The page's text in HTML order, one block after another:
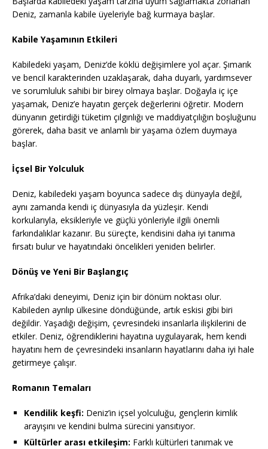
Deniz, zamanla kabile üyeleriyle bağ kurmaya başlar.
Kabile Yaşamının Etkileri
Kabiledeki yaşam, Deniz’de köklü değişimlere yol açar. Şımarık
ve bencil karakterinden uzaklaşarak, daha duyarlı, yardımsever
ve sorumluluk sahibi bir birey olmaya başlar. Doğayla iç içe
yaşamak, Deniz’e hayatın gerçek değerlerini öğretir. Modern
dünyanın getirdiği tüketim çılgınlığı ve maddiyatçılığın boşluğunu
görerek, daha basit ve anlamlı bir yaşama özlem duymaya
başlar.
İçsel Bir Yolculuk
Deniz, kabiledeki yaşam boyunca sadece dış dünyayla değil,
aynı zamanda kendi iç dünyasıyla da yüzleşir. Kendi
korkularıyla, eksikleriyle ve güçlü yönleriyle ilgili önemli
farkındalıklar kazanır. Bu süreçte, kendisini daha iyi tanıma
fırsatı bulur ve hayatındaki öncelikleri yeniden belirler.
Dönüş ve Yeni Bir Başlangıç
Afrika’daki deneyimi, Deniz için bir dönüm noktası olur.
Kabileden ayrılıp ülkesine döndüğünde, artık eskisi gibi biri
değildir. Yaşadığı değişim, çevresindeki insanlarla ilişkilerini de
etkiler. Deniz, öğrendiklerini hayatına uygulayarak, hem kendi
hayatını hem de çevresindeki insanların hayatlarını daha iyi hale
getirmeye çalışır.
Romanın Temaları
Kendilik keşfi: Deniz’in içsel yolculuğu, gençlerin kimlik
arayışını ve kendini bulma sürecini yansıtıyor.
Kültürler arası etkileşim: Farklı kültürleri tanımak ve